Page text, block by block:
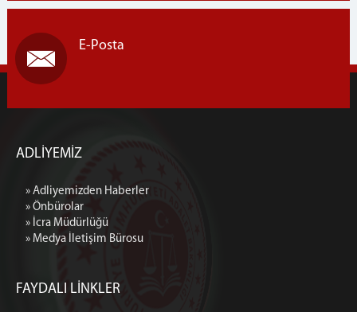
E-Posta
ADLİYEMİZ
» Adliyemizden Haberler
» Önbürolar
» İcra Müdürlüğü
» Medya İletişim Bürosu
FAYDALI LİNKLER